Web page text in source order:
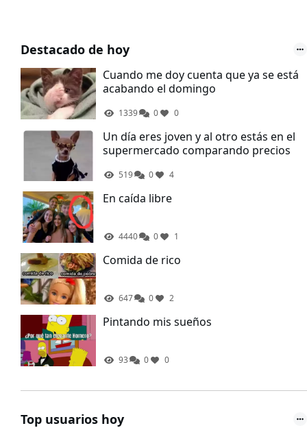
Destacado de hoy
Cuando me doy cuenta que ya se está
acabando el domingo
1339 0 0
Un día eres joven y al otro estás en el
supermercado comparando precios
519 0 4
En caída libre
4440 0 1
Comida de rico
647 0 2
Pintando mis sueños
93 0 0
Top usuarios hoy